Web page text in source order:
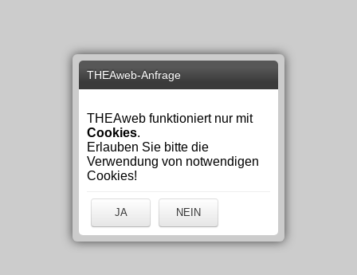
THEAweb-Anfrage
THEAweb funktioniert nur mit
Cookies.
Erlauben Sie bitte die
Verwendung von notwendigen
Cookies!
JA NEIN